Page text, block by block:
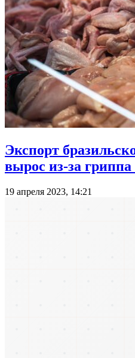
Экспорт
вырос из-за
19 апреля 2023, 14:21